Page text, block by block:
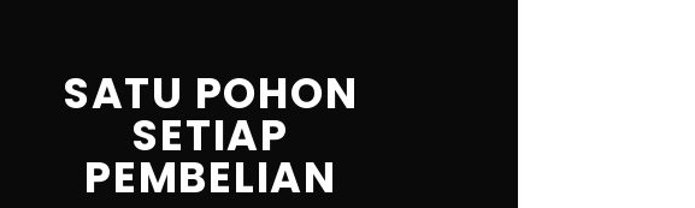
SATU POHON
SETIAP
PEMBELIAN